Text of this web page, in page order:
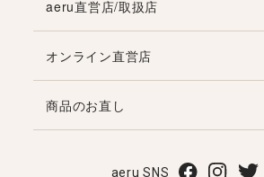
aeru直営店/取扱店
オンライン直営店
商品のお直し
aeru SNS